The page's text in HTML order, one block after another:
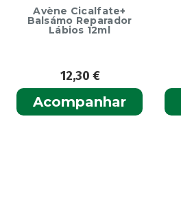
Avène Cicalfate+
Balsámo Reparador
Lábios 12ml
12,30€
Acompanhar